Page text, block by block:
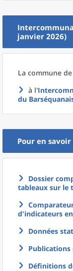
janvier 2026)
La commune de
à l'
du
Pour en
Dossier
tableaux sur le
d'indicateurs
Données
Définitions